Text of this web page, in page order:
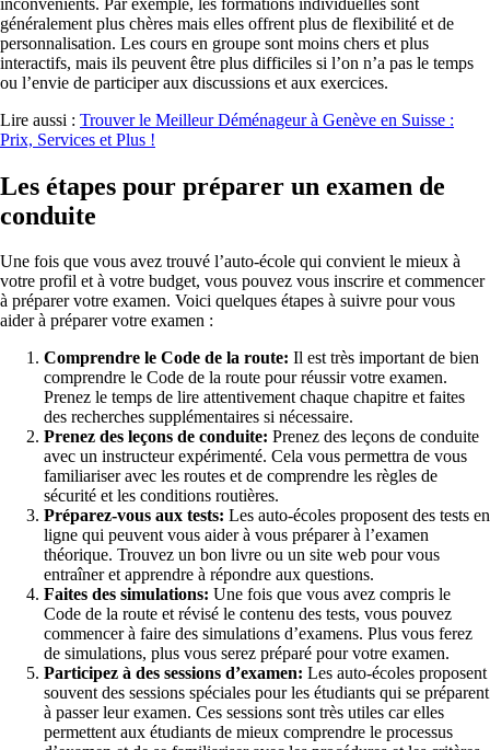
généralement plus chères mais elles offrent plus de flexibilité et de
personnalisation. Les cours en groupe sont moins chers et plus
interactifs, mais ils peuvent être plus difficiles si l’on n’a pas le temps
ou l’envie de participer aux discussions et aux exercices.
Lire aussi : Trouver le Meilleur Déménageur à Genève en Suisse :
Prix, Services et Plus !
Les étapes pour préparer un examen de
conduite
Une fois que vous avez trouvé l’auto-école qui convient le mieux à
votre profil et à votre budget, vous pouvez vous inscrire et commencer
à préparer votre examen. Voici quelques étapes à suivre pour vous
aider à préparer votre examen :
Comprendre le Code de la route: Il est très important de bien
comprendre le Code de la route pour réussir votre examen.
Prenez le temps de lire attentivement chaque chapitre et faites
des recherches supplémentaires si nécessaire.
Prenez des leçons de conduite: Prenez des leçons de conduite
avec un instructeur expérimenté. Cela vous permettra de vous
familiariser avec les routes et de comprendre les règles de
sécurité et les conditions routières.
Préparez-vous aux tests: Les auto-écoles proposent des tests en
ligne qui peuvent vous aider à vous préparer à l’examen
théorique. Trouvez un bon livre ou un site web pour vous
entraîner et apprendre à répondre aux questions.
Faites des simulations: Une fois que vous avez compris le
Code de la route et révisé le contenu des tests, vous pouvez
commencer à faire des simulations d’examens. Plus vous ferez
de simulations, plus vous serez préparé pour votre examen.
Participez à des sessions d’examen: Les auto-écoles proposent
souvent des sessions spéciales pour les étudiants qui se préparent
à passer leur examen. Ces sessions sont très utiles car elles
permettent aux étudiants de mieux comprendre le processus